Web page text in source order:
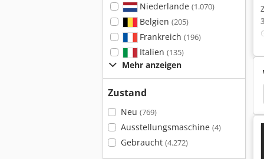
Niederlande (1.070)
Belgien (205)
Frankreich (196)
Italien (135)
Mehr anzeigen
Zustand
Neu (769)
Ausstellungsmaschine (4)
Gebraucht (4.272)
Standrohrventil Edelstahl